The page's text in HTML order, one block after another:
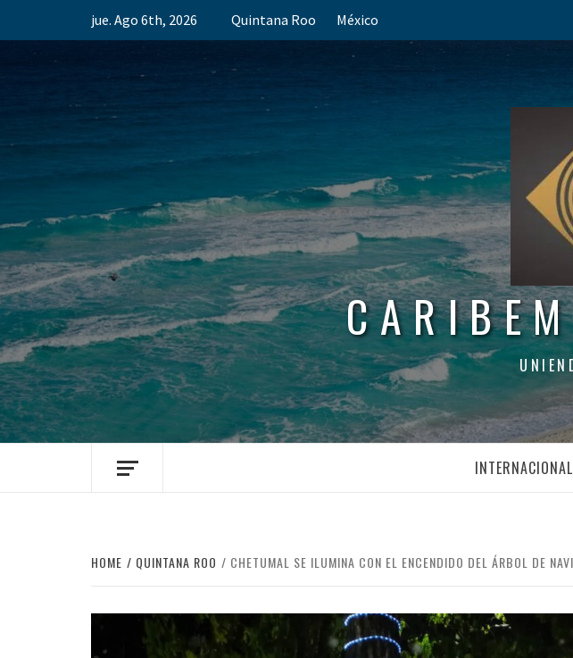
jue. Ago 6th, 2026 Quintana Roo México
INTERNACIONAL
HOME QUINTANA ROO CHETUMAL SE ILUMINA CON EL ENCENDIDO DEL ÁRBOL DE